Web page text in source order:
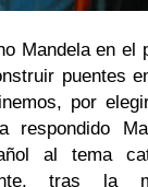
Mandela en el
puentes
por
respondido
al tema
tras la